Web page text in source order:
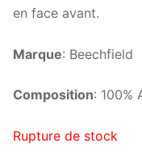
en face avant.
Marque: Beechfield
Composition: 100%
Rupture de stock